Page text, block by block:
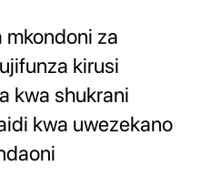
mkondoni za
kirusi
kwa shukrani
kwa uwezekano